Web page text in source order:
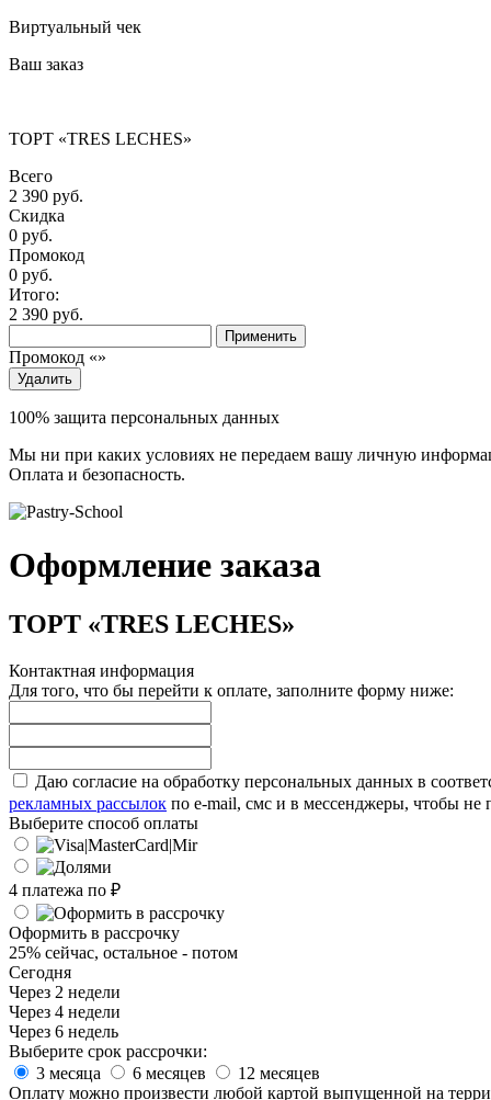
Виртуальный чек
Ваш заказ
ТОРТ «TRES LECHES»
Всего
2 390 руб.
Скидка
0 руб.
Промокод
0 руб.
Итого:
2 390 руб.
Применить
Промокод «»
Удалить
100% защита персональных данных
Мы ни при каких условиях не передаем вашу личную
Оплата и безопасность.
Оформление заказа
ТОРТ «TRES LECHES»
Контактная информация
Для того, что бы перейти к оплате, заполните форму ниже:
Даю согласие на обработку персональных данных в
рекламных рассылок по e-mail, смс и в мессенджеры, чтобы не
Выберите способ оплаты
4 платежа по ₽
Оформить в рассрочку
25% сейчас, остальное - потом
Сегодня
Через 2 недели
Через 4 недели
Через 6 недель
Выберите срок рассрочки:
3 месяца
6 месяцев
12 месяцев
Оплату можно произвести любой картой выпущенной на